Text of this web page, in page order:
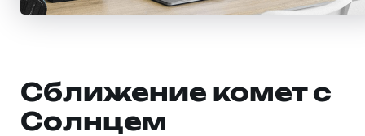
Сближение комет с
Солнцем